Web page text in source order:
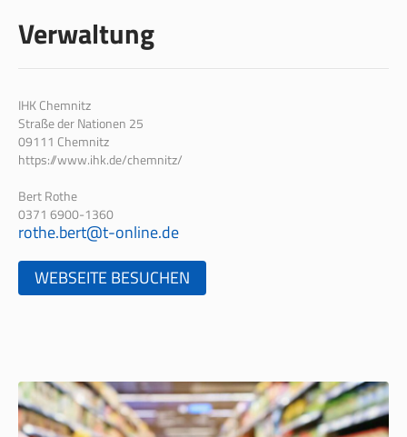
Verwaltung
IHK Chemnitz
Straße der Nationen 25
09111 Chemnitz
https://www.ihk.de/chemnitz/
Bert Rothe
0371 6900-1360
rothe.bert@t-online.de
WEBSEITE BESUCHEN